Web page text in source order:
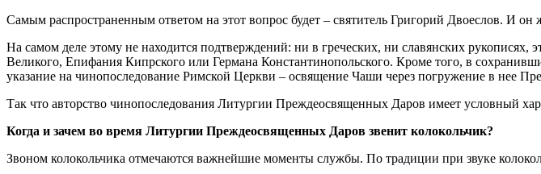
Самым распространенным ответом на этот вопрос будет – святитель Григорий Двоеслов. И он
На самом деле этому не находится подтверждений: ни в греческих, ни славянских
Великого, Епифания Кипрского или Германа Константинопольского. Кроме того, в
указание на чинопоследование Римской Церкви – освящение Чаши через погружение в нее
Так что авторство чинопоследования Литургии Преждеосвященных Даров имеет условный
Когда и зачем во время Литургии Преждеосвященных Даров звенит колокольчик?
Звоном колокольчика отмечаются важнейшие моменты службы. По традиции при звуке